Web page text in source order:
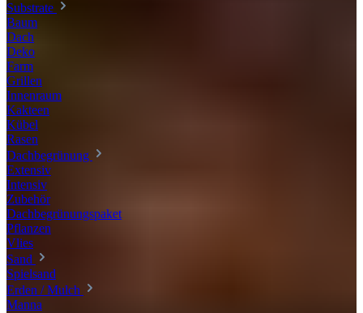
Substrate
Baum
Dach
Deko
Farm
Grillen
Innenraum
Kakteen
Kübel
Rasen
Dachbegrünung
Extensiv
Intensiv
Zubehör
Dachbegrünungspaket
Pflanzen
Vlies
Sand
Spielsand
Erden / Mulch
Manna